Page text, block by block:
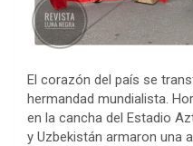
El corazón del país se
hermandad mundialista.
en la cancha del Estadio
y Uzbekistán armaron una